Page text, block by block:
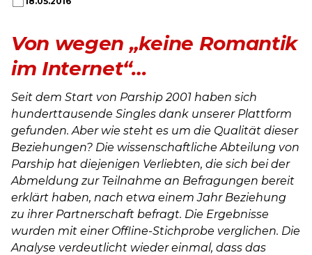
Von wegen „keine Romantik
im Internet“…
Seit dem Start von Parship 2001 haben sich
hunderttausende Singles dank unserer Plattform
gefunden. Aber wie steht es um die Qualität dieser
Beziehungen? Die wissenschaftliche Abteilung von
Parship hat diejenigen Verliebten, die sich bei der
Abmeldung zur Teilnahme an Befragungen bereit
erklärt haben, nach etwa einem Jahr Beziehung
zu ihrer Partnerschaft befragt. Die Ergebnisse
wurden mit einer Offline-Stichprobe verglichen. Die
Analyse verdeutlicht wieder einmal, dass das